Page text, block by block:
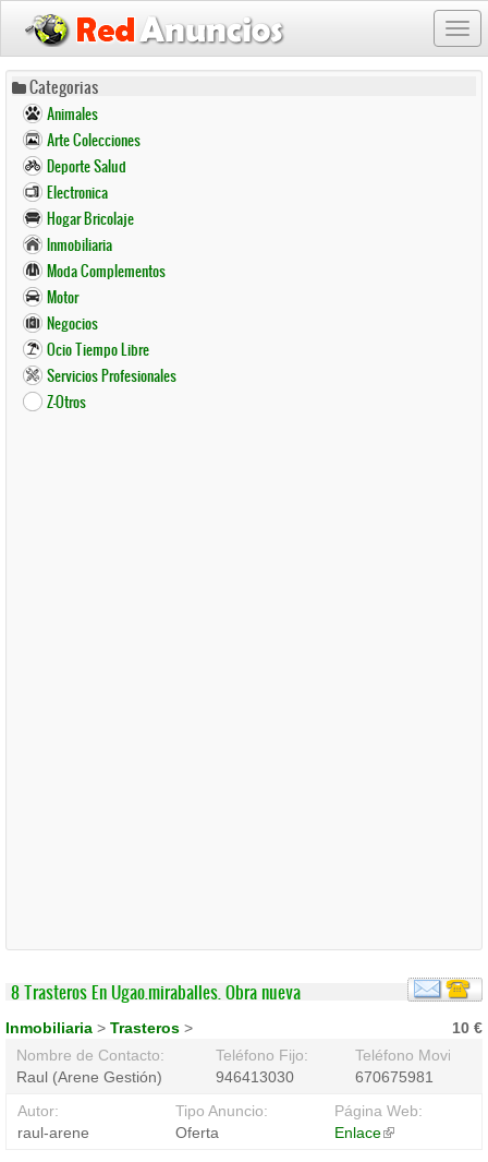
Pasar
contenido
principal
Categorias
Animales
Arte Colecciones
Deporte Salud
Electronica
Hogar Bricolaje
Inmobiliaria
Moda Complementos
Motor
Negocios
Ocio Tiempo Libre
Servicios Profesionales
Z-Otros
8 Trasteros En Ugao.miraballes. Obra nueva
10 €
Inmobiliaria > Trasteros >
Nombre de Contacto:
Raul (Arene Gestión)
Teléfono Fijo:
946413030
Teléfono Movil:
670675981
Autor:
raul-arene
Tipo Anuncio:
Oferta
Página Web:
Enlace(link